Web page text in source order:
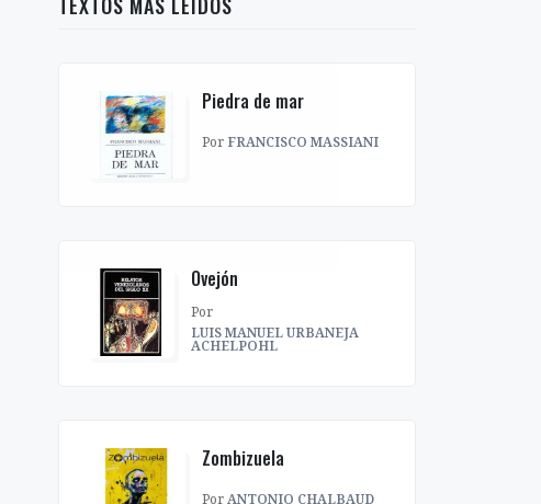
Piedra de mar
Por FRANCISCO MASSIANI
Ovejón
Por
LUIS MANUEL URBANEJA
ACHELPOHL
Zombizuela
PorANTONIO CHALBAUD